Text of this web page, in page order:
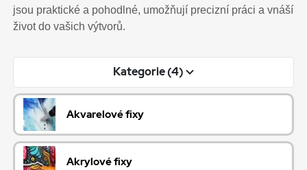
jsou praktické a pohodlné, umožňují precizní práci a vnáší
život do vašich výtvorů.
Kategorie (4)
Akvarelové fixy
Akrylové fixy